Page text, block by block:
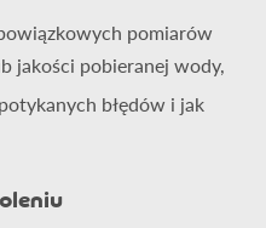
pomiarów
jakości pobieranej wody,
błędów i jak